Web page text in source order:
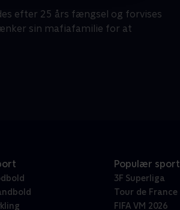
efter 25 års fængsel og forvises
sin mafiafamilie for at
Populær sport
3F Superliga
Tour de France
FIFA VM 2026